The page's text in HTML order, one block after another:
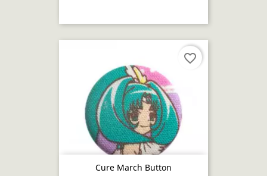
Cure March Button
favorite_border